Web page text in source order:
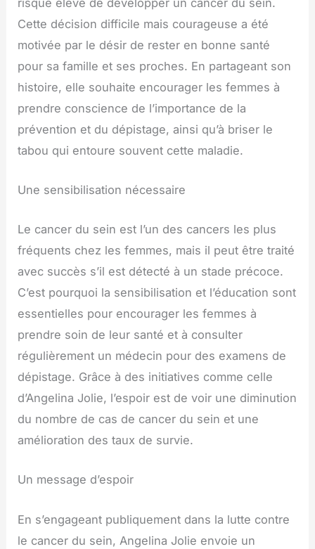
Cette décision difficile mais courageuse a été
motivée par le désir de rester en bonne santé
pour sa famille et ses proches. En partageant son
histoire, elle souhaite encourager les femmes à
prendre conscience de l’importance de la
prévention et du dépistage, ainsi qu’à briser le
tabou qui entoure souvent cette maladie.
Une sensibilisation nécessaire
Le cancer du sein est l’un des cancers les plus
fréquents chez les femmes, mais il peut être traité
avec succès s’il est détecté à un stade précoce.
C’est pourquoi la sensibilisation et l’éducation sont
essentielles pour encourager les femmes à
prendre soin de leur santé et à consulter
régulièrement un médecin pour des examens de
dépistage. Grâce à des initiatives comme celle
d’Angelina Jolie, l’espoir est de voir une diminution
du nombre de cas de cancer du sein et une
amélioration des taux de survie.
Un message d’espoir
En s’engageant publiquement dans la lutte contre
le cancer du sein, Angelina Jolie envoie un